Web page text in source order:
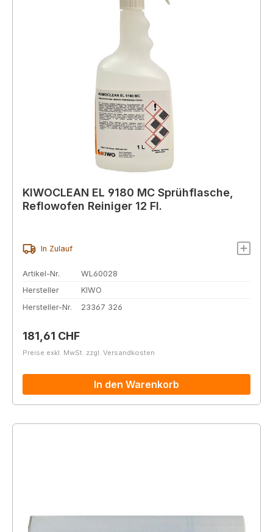
KIWOCLEAN EL 9180 MC Sprühflasche,
Reflowofen Reiniger 12 Fl.
In Zulauf
Artikel-Nr.
WL60028
Hersteller
KIWO
Hersteller-Nr.
23367 326
Regulärer Preis:
181,61 CHF
Preise exkl. MwSt. zzgl. Versandkosten
In den Warenkorb